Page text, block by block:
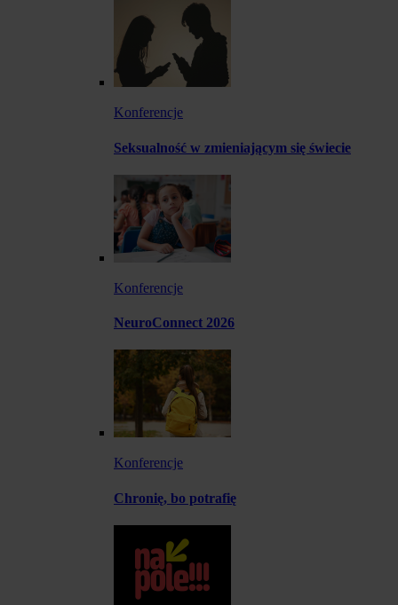
Konferencje
Seksualność w zmieniającym się świecie
Konferencje
NeuroConnect 2026
Konferencje
Chronię, bo potrafię